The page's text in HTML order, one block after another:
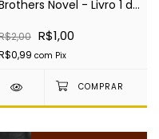
Novel - Livro 1 de
R$1,00
com Pix